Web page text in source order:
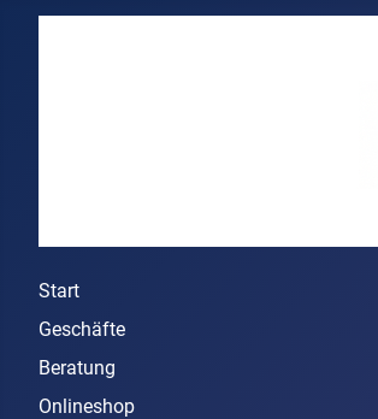
Start
Geschäfte
Beratung
Onlineshop